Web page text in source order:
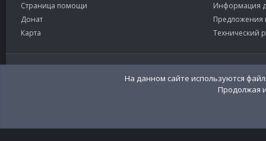
Страница помощи
Донат
Карта
Информация
Предложения
Технический
Russian (RU)